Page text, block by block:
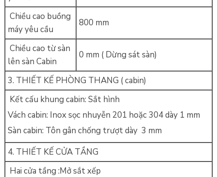
Chiều cao buồng
máy yêu cầu
800 mm
Chiều cao từ sàn
lên sàn Cabin
0 mm ( Dừng sát sàn)
3. THIẾT KẾ PHÒNG THANG ( cabin)
Kết cấu khung cabin: Sắt hình
Vách cabin: Inox sọc nhuyễn 201 hoặc 304 dày 1 mm
Sàn cabin: Tôn gân chống trượt dày 3 mm
4. THIẾT KẾ CỬA TẦNG
Hai cửa tầng :Mở sắt xếp